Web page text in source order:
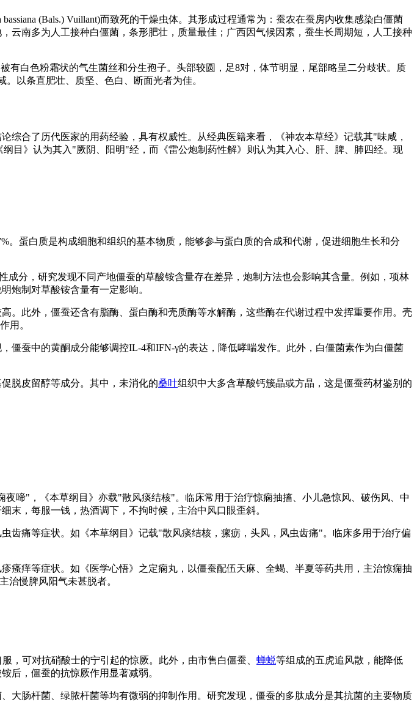
(Bals.) Vuillant)而致死的干燥虫体。其形成过程通常为：蚕农在蚕房内收集感染白僵菌
南多为人工接种白僵菌，条形肥壮，质量最佳；广西因气候因素，蚕生长周期短，人工接种
有白色粉霜状的气生菌丝和分生孢子。头部较圆，足8对，体节明显，尾部略呈二分歧状。质
以条直肥壮、质坚、色白、断面光者为佳。
合了历代医家的用药经验，具有权威性。从经典医籍来看，《神农本草经》记载其"味咸，
目》认为其入"厥阴、阳明"经，而《雷公炮制药性解》则认为其入心、肝、脾、肺四经。现
。蛋白质是构成细胞和组织的基本物质，能够参与蛋白质的合成和代谢，促进细胞生长和分
成分，研究发现不同产地僵蚕的草酸铵含量存在差异，炮制方法也会影响其含量。例如，项林
炮制对草酸铵含量有一定影响。
。此外，僵蚕还含有脂酶、蛋白酶和壳质酶等水解酶，这些酶在代谢过程中发挥重要作用。壳
用。
僵蚕中的黄酮成分能够调控IL-4和IFN-γ的表达，降低哮喘发作。此外，白僵菌素作为白僵菌
脱皮留醇等成分。其中，未消化的桑叶组织中大多含草酸钙簇晶或方晶，这是僵蚕药材鉴别的
啼"，《本草纲目》亦载"散风痰结核"。临床常用于治疗惊痫抽搐、小儿急惊风、破伤风、中
末，每服一钱，热酒调下，不拘时候，主治中风口眼歪斜。
齿痛等症状。如《本草纲目》记载"散风痰结核，瘰疬，头风，风虫齿痛"。临床多用于治疗偏
瘙痒等症状。如《医学心悟》之定痫丸，以僵蚕配伍天麻、全蝎、半夏等药共用，主治惊痫抽
治慢脾风阳气未甚脱者。
，可对抗硝酸士的宁引起的惊厥。此外，由市售白僵蚕、 蝉蜕等组成的五虎追风散，能降低
后，僵蚕的抗惊厥作用显著减弱。
大肠杆菌、绿脓杆菌等均有微弱的抑制作用。研究发现，僵蚕的多肽成分是其抗菌的主要物质